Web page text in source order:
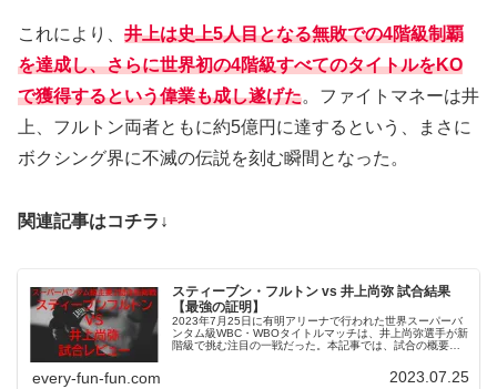
これにより、 井上は史上5人目となる無敗での4階級制覇
を達成し、さらに世界初の4階級すべてのタイトルをKO
で獲得するという偉業も成し遂げた。ファイトマネーは井
上、フルトン両者ともに約5億円に達するという、まさに
ボクシング界に不滅の伝説を刻む瞬間となった。
関連記事はコチラ↓
スティーブン・フルトン vs 井上尚弥 試合結果
【最強の証明】
2023年7月25日に有明アリーナで行われた世界スーパーバ
ンタム級WBC・WBOタイトルマッチは、井上尚弥選手が新
階級で挑む注目の一戦だった。本記事では、試合の概要と
やターニングポイントを詳細に振り返り、試合結果を踏ま
えた今後の展望についても考察する。井上尚弥選手とステ
every-fun-fun.com 2023.07.25